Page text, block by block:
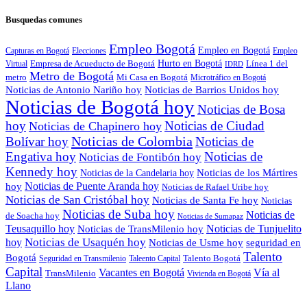
Busquedas comunes
Capturas en Bogotá Elecciones Empleo Bogotá Empleo en Bogotá Empleo
Virtual Empresa de Acueducto de Bogotá Hurto en Bogotá IDRD Línea 1 del
metro Metro de Bogotá Mi Casa en Bogotá Microtráfico en Bogotá
Noticias de Antonio Nariño hoy Noticias de Barrios Unidos hoy
Noticias de Bogotá hoyNoticias de Bosa
hoy Noticias de Chapinero hoy Noticias de Ciudad
Bolívar hoyNoticias de Colombia Noticias de
Engativa hoy Noticias de Fontibón hoy Noticias de
Kennedy hoy Noticias de la Candelaria hoy Noticias de los Mártires
hoy Noticias de Puente Aranda hoy Noticias de Rafael Uribe hoy
Noticias de San Cristóbal hoy Noticias de Santa Fe hoy Noticias
de Soacha hoy Noticias de Suba hoy Noticias de Sumapaz Noticias de
Teusaquillo hoy Noticias de TransMilenio hoy Noticias de Tunjuelito
hoy Noticias de Usaquén hoy Noticias de Usme hoy seguridad en
Bogotá Seguridad en Transmilenio Taleento Capital Talento Bogotá Talento
Capital TransMilenio Vacantes en Bogotá Vivienda en Bogotá Vía al
Llano